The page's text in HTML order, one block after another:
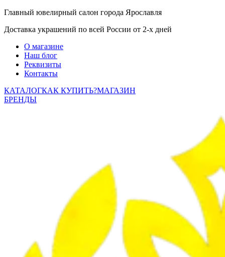
Главный ювелирный салон города Ярославля
Доставка украшений по всей России от 2-х дней
О магазине
Наш блог
Реквизиты
Контакты
КАТАЛОГКАК КУПИТЬ?МАГАЗИН
БРЕНДЫ